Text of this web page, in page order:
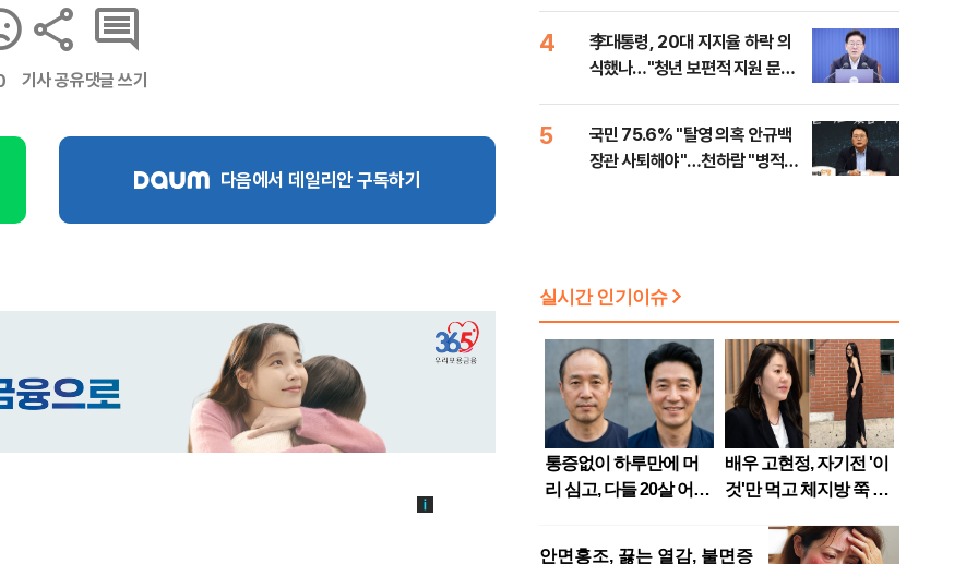
기사 공유댓글 쓰기
다음에서 데일리안 구독하기
99%" 등
4
李대통령, 20대 지지율 하락 의
식했나…"청년 보편적 지원 문턱
5
국민 75.6% "탈영 의혹 안규백
장관 사퇴해야"…천하람 "병적기